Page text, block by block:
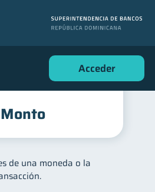
Acceder
Monto
de una moneda o la